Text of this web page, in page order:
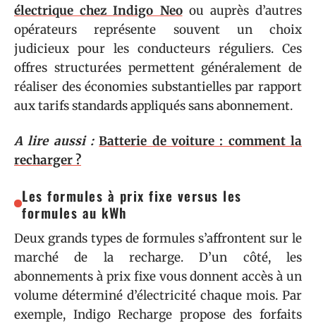
électrique chez Indigo Neoou auprès d’autres
opérateurs représente souvent un choix
judicieux pour les conducteurs réguliers. Ces
offres structurées permettent généralement de
réaliser des économies substantielles par rapport
aux tarifs standards appliqués sans abonnement.
A lire aussi : Batterie de voiture : comment la
recharger ?
Les formules à prix fixe versus les
formules au kWh
Deux grands types de formules s’affrontent sur le
marché de la recharge. D’un côté, les
abonnements à prix fixe vous donnent accès à un
volume déterminé d’électricité chaque mois. Par
exemple, Indigo Recharge propose des forfaits